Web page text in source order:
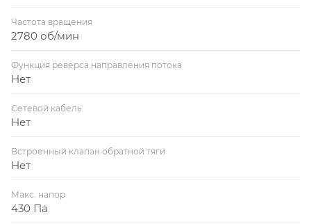
Частота вращения
2780 об/мин
Функция реверса направления потока
Нет
Сетевой кабель
Нет
Встроенный клапан обратной тяги
Нет
Макс. напор
430 Па